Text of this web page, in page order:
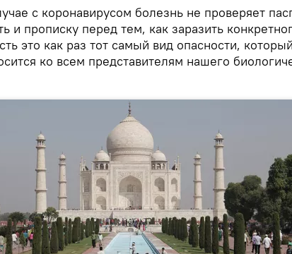
с коронавирусом болезнь не проверяет
и прописку перед тем, как заразить
это как раз тот самый вид опасности, который
ко всем представителям нашего